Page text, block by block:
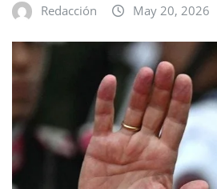
Redacción May 20, 2026